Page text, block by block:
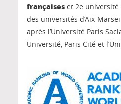
françaises et 2e université
des universités d’Aix-
après l’Université Paris
Université, Paris Cité et